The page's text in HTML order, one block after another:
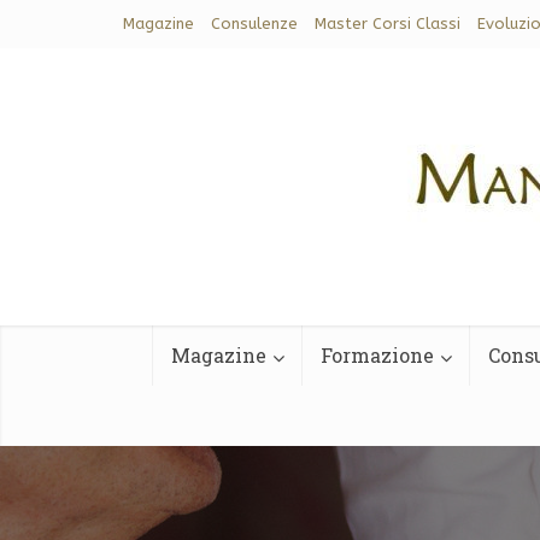
Magazine Consulenze Master Corsi Classi
Magazine Formazione